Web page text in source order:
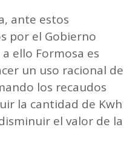
ante estos
por el Gobierno
ello Formosa es
un uso racional de
los recaudos
la cantidad de Kwh
el valor de la